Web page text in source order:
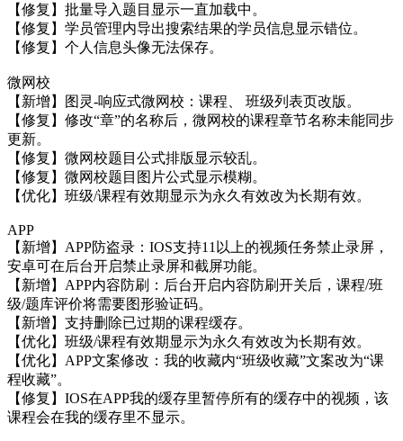
【修复】批量导入题目显示一直加载中。
【修复】学员管理内导出搜索结果的学员信息显示错位。
【修复】个人信息头像无法保存。
微网校
【新增】图灵-响应式微网校：课程、 班级列表页改版。
【修复】修改“章”的名称后，微网校的课程章节名称未能同步
更新。
【修复】微网校题目公式排版显示较乱。
【修复】微网校题目图片公式显示模糊。
【优化】班级/课程有效期显示为永久有效改为长期有效。
APP
【新增】APP防盗录：IOS支持11以上的视频任务禁止录屏，
安卓可在后台开启禁止录屏和截屏功能。
【新增】APP内容防刷：后台开启内容防刷开关后，课程/班
级/题库评价将需要图形验证码。
【新增】支持删除已过期的课程缓存。
【优化】班级/课程有效期显示为永久有效改为长期有效。
【优化】APP文案修改：我的收藏内“班级收藏”文案改为“课
程收藏”。
【修复】IOS在APP我的缓存里暂停所有的缓存中的视频，该
课程会在我的缓存里不显示。